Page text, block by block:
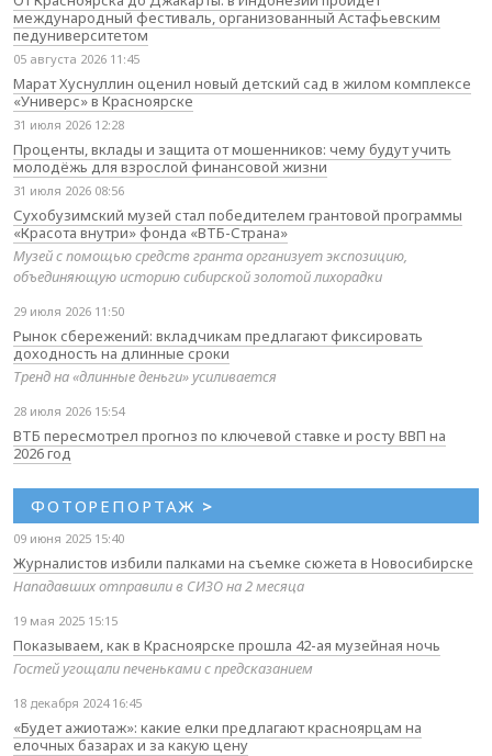
международный фестиваль, организованный Астафьевским
педуниверситетом
05 августа 2026 11:45
Марат Хуснуллин оценил новый детский сад в жилом комплексе
«Универс» в Красноярске
31 июля 2026 12:28
Проценты, вклады и защита от мошенников: чему будут учить
молодёжь для взрослой финансовой жизни
31 июля 2026 08:56
Сухобузимский музей стал победителем грантовой программы
«Красота внутри» фонда «ВТБ-Страна»
Музей с помощью средств гранта организует экспозицию,
объединяющую историю сибирской золотой лихорадки
29 июля 2026 11:50
Рынок сбережений: вкладчикам предлагают фиксировать
доходность на длинные сроки
Тренд на «длинные деньги» усиливается
28 июля 2026 15:54
ВТБ пересмотрел прогноз по ключевой ставке и росту ВВП на
2026 год
ФОТОРЕПОРТАЖ >
09 июня 2025 15:40
Журналистов избили палками на съемке сюжета в Новосибирске
Нападавших отправили в СИЗО на 2 месяца
19 мая 2025 15:15
Показываем, как в Красноярске прошла 42-ая музейная ночь
Гостей угощали печеньками с предсказанием
18 декабря 2024 16:45
«Будет ажиотаж»: какие елки предлагают красноярцам на
елочных базарах и за какую цену